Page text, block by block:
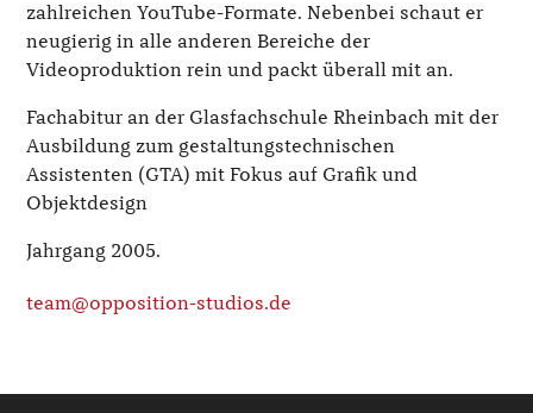
zahlreichen YouTube-Formate. Nebenbei schaut er
neugierig in alle anderen Bereiche der
Videoproduktion rein und packt überall mit an.
Fachabitur an der Glasfachschule Rheinbach mit der
Ausbildung zum gestaltungstechnischen
Assistenten (GTA) mit Fokus auf Grafik und
Objektdesign
Jahrgang 2005.
team@opposition-studios.de